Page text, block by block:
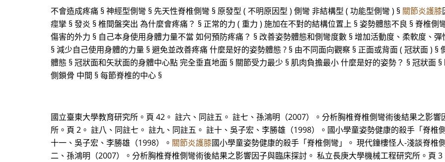
不會造成疼痛 § 神經型側彎 § 先天性脊椎側彎 § 原發型 ( 不明原因型 ) 側彎 非結構型 ( 功能型側彎 ) § 關節炎護膝
痙攣 § 發炎 § 椎間盤突出 為什麼會疼痛？ § 正常的力 ( 重力 ) 施加在不對的結構位置上 § 姿勢體態不良 § 脊椎側
傷害的外力 § 自己本身使用身體力量不當 如何預防疼痛？ § 改善姿勢體態和側彎度數 § 增加活動度、柔軟度、
§ 減少自己使用身體的力量 § 避免並改善疼痛 什麼是好的姿勢體態 ? § 由不同面向觀察 § 正面或背面 ( 冠狀面 ) §
體態 § 冠狀面和矢狀面的身體中心點 完全垂直地面 § 關節受力最少 § 肌肉負擔最小 什麼是好的姿勢？ § 冠狀面
側鎖骨 中間 § 每節脊椎的中心 §
國立臺東大學教育研究所。頁 42。 註六、同註五。 註七、孫鴻明（2007）。分析胸椎脊椎側彎術後結果之影
所。頁 2。 註八、同註七。 註九、同註五。 註十、吳子宏、李勝雄（1998）。國小學童姿勢健康的殺手「脊椎
十一、吳子宏、李勝雄（1998）。 關節炎護膝國小學童姿勢健康的殺手「脊椎側彎」。 現代鐘樓怪人-淺談脊椎
二、孫鴻明（2007）。分析胸椎脊椎側彎術後結果之影響因子與臨床探討。 私立長庚大學機械工程研究所。頁